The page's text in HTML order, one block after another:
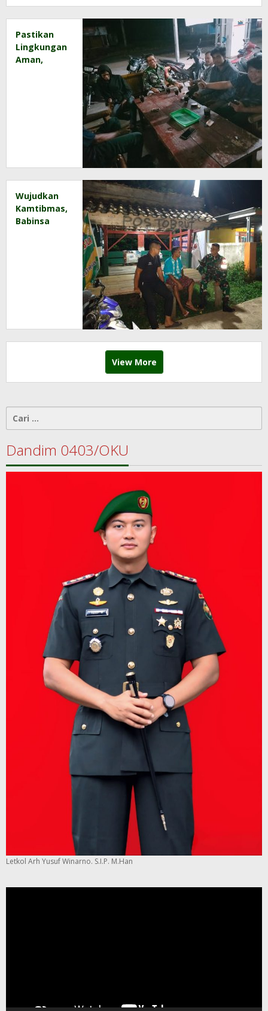
Pastikan
Lingkungan
Aman,
Wujudkan
Kamtibmas,
Babinsa
View More
Cari
untuk:
Dandim 0403/OKU
Letkol Arh Yusuf Winarno. S.I.P. M.Han